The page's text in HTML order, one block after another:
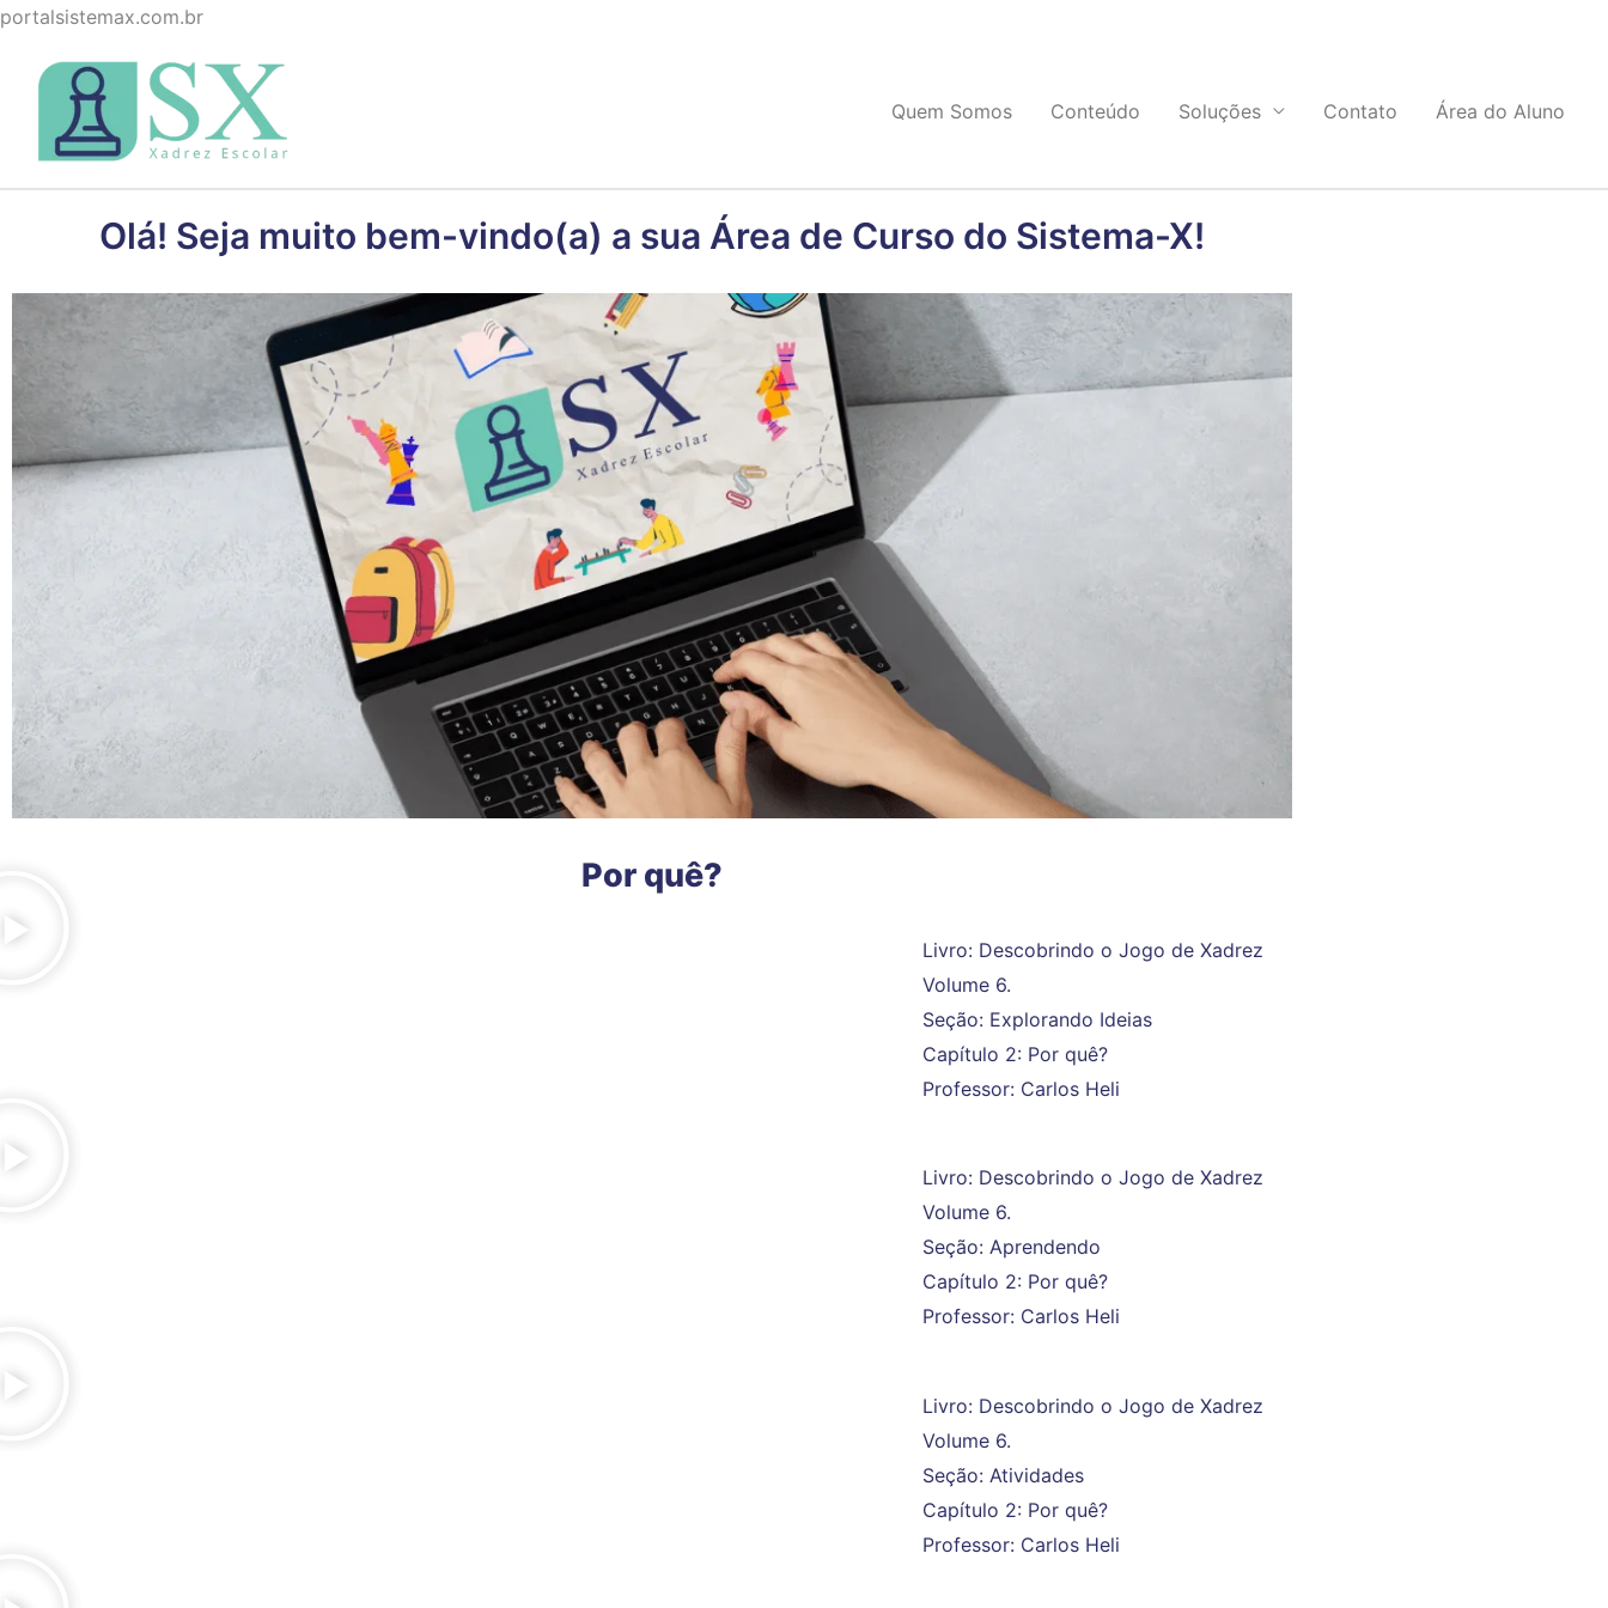
portalsistemax.com.brIr
conteúdo
Quem Somos Conteúdo Soluções Contato Área do Aluno
Olá! Seja muito bem-vindo(a) a sua Área de Curso do Sistema-X!
Por quê?
Livro: Descobrindo o Jogo de Xadrez
Volume 6.
Seção: Explorando Ideias
Capítulo 2: Por quê?
Professor: Carlos Heli
Livro: Descobrindo o Jogo de Xadrez
Volume 6.
Seção: Aprendendo
Capítulo 2: Por quê?
Professor: Carlos Heli
Livro: Descobrindo o Jogo de Xadrez
Volume 6.
Seção: Atividades
Capítulo 2: Por quê?
Professor: Carlos Heli